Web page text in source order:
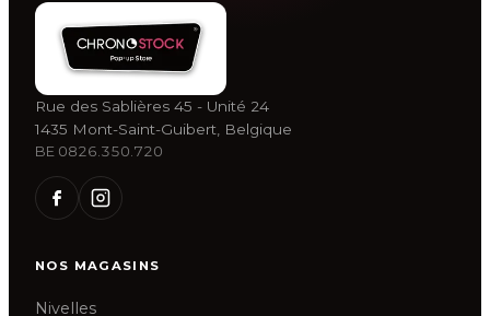
Rue des Sablières 45 - Unité 24
1435 Mont-Saint-Guibert, Belgique
BE 0826.350.720
NOS MAGASINS
Nivelles